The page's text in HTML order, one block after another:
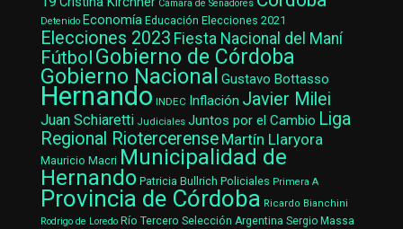
Cámara de Senadores
Detenido Economía Educación Elecciones 2021
Elecciones 2023 Fiesta Nacional del Maní
Fútbol Gobierno de Córdoba
Gobierno Nacional Gustavo Bottasso
Hernando INDEC Inflación Javier Milei
Juan Schiaretti Judiciales Juntos por el Cambio Liga
Regional Riotercerense Martín Llaryora
Mauricio Macri Municipalidad de
Hernando Patricia Bullrich Policiales Primera A
Provincia de Córdoba Ricardo Bianchini
Rodrigo de Loredo Río Tercero Selección Argentina Sergio Massa